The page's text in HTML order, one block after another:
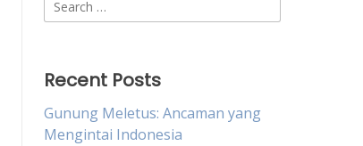
for:
Recent Posts
Gunung Meletus: Ancaman yang
Mengintai Indonesia